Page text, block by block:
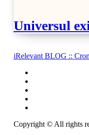
Universul
iRelevant BLOG ::
Copyright © All rights